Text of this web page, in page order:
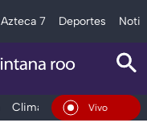
Azteca 7 Deportes
Clima Tráfico
En Vivo